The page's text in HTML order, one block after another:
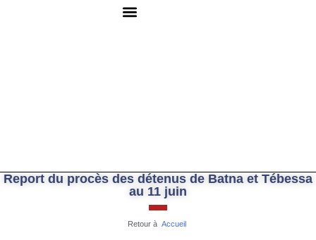
Report du procès des détenus de Batna et Tébessa
au 11 juin
Retour à Accueil